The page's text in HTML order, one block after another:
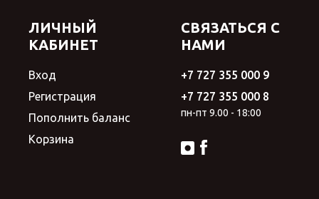
ЛИЧНЫЙ
КАБИНЕТ
Вход
Регистрация
Пополнить баланс
Корзина
СВЯЗАТЬСЯ С
НАМИ
+7 727 355 000 9
+7 727 355 000 8
пн-пт 9.00 - 18:00